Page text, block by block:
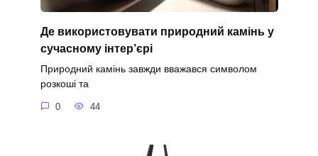
Де використовувати природний камінь у
сучасному інтер’єрі
Природний камінь завжди вважався символом
розкоші та
0 44